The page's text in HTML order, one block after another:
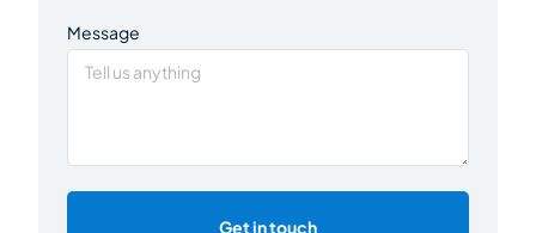
Message
Get in touch